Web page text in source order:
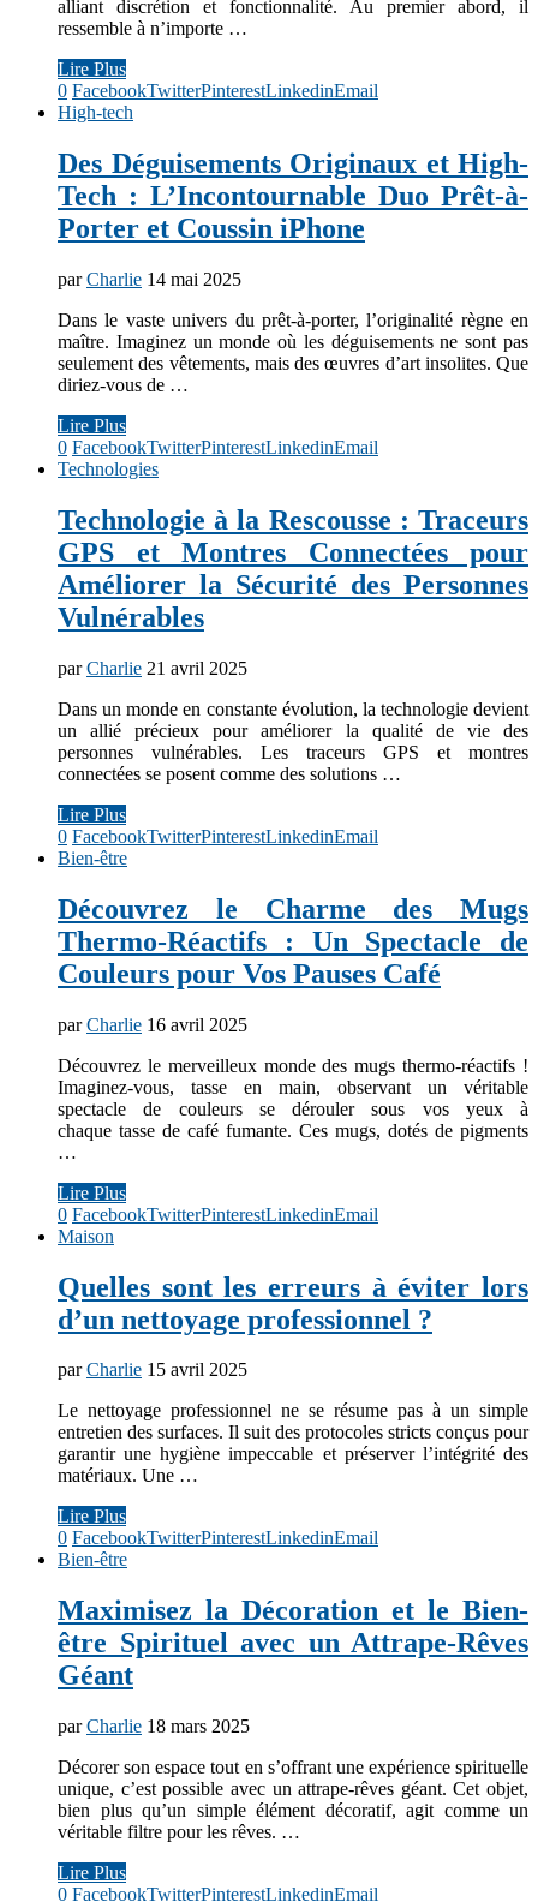
alliant discrétion et fonctionnalité. Au premier abord, il
ressemble à n’importe …
Lire Plus
0 FacebookTwitterPinterestLinkedinEmail
High-tech
Des Déguisements Originaux et High-
Tech : L’Incontournable Duo Prêt-à-
Porter et Coussin iPhone
parCharlie 14 mai 2025
Dans le vaste univers du prêt-à-porter, l’originalité règne en
maître. Imaginez un monde où les déguisements ne sont pas
seulement des vêtements, mais des œuvres d’art insolites. Que
diriez-vous de …
Lire Plus
0 FacebookTwitterPinterestLinkedinEmail
Technologies
Technologie à la Rescousse : Traceurs
GPS et Montres Connectées pour
Améliorer la Sécurité des Personnes
Vulnérables
parCharlie 21 avril 2025
Dans un monde en constante évolution, la technologie devient
un allié précieux pour améliorer la qualité de vie des
personnes vulnérables. Les traceurs GPS et montres
connectées se posent comme des solutions …
Lire Plus
0 FacebookTwitterPinterestLinkedinEmail
Bien-être
Découvrez le Charme des Mugs
Thermo-Réactifs : Un Spectacle de
Couleurs pour Vos Pauses Café
parCharlie 16 avril 2025
Découvrez le merveilleux monde des mugs thermo-réactifs !
Imaginez-vous, tasse en main, observant un véritable
spectacle de couleurs se dérouler sous vos yeux à
chaque tasse de café fumante. Ces mugs, dotés de pigments
…
Lire Plus
0 FacebookTwitterPinterestLinkedinEmail
Maison
Quelles sont les erreurs à éviter lors
d’un nettoyage professionnel ?
parCharlie 15 avril 2025
Le nettoyage professionnel ne se résume pas à un simple
entretien des surfaces. Il suit des protocoles stricts conçus pour
garantir une hygiène impeccable et préserver l’intégrité des
matériaux. Une …
Lire Plus
0 FacebookTwitterPinterestLinkedinEmail
Bien-être
Maximisez la Décoration et le Bien-
être Spirituel avec un Attrape-Rêves
Géant
parCharlie 18 mars 2025
Décorer son espace tout en s’offrant une expérience spirituelle
unique, c’est possible avec un attrape-rêves géant. Cet objet,
bien plus qu’un simple élément décoratif, agit comme un
véritable filtre pour les rêves. …
Lire Plus
0 FacebookTwitterPinterestLinkedinEmail